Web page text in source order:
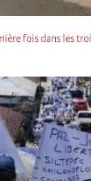
fois dans les